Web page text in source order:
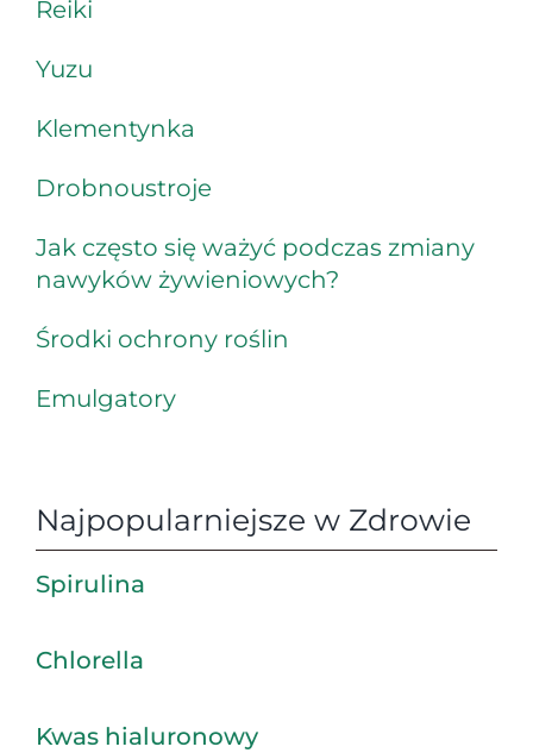
Reiki
Yuzu
Klementynka
Drobnoustroje
Jak często się ważyć podczas zmiany
nawyków żywieniowych?
Środki ochrony roślin
Emulgatory
Najpopularniejsze w Zdrowie
Spirulina
Chlorella
Kwas hialuronowy